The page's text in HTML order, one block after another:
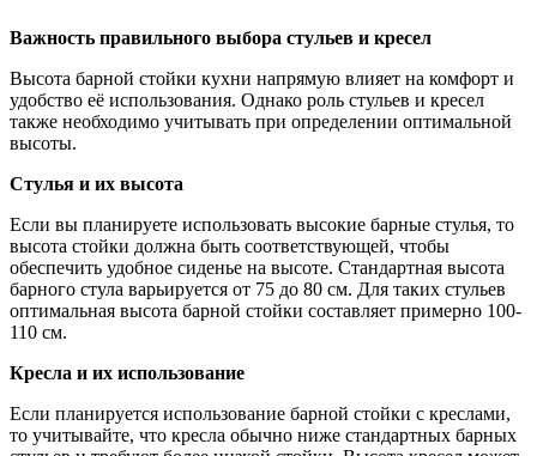
Важность правильного выбора стульев и кресел
Высота барной стойки кухни напрямую влияет на комфорт и
удобство её использования. Однако роль стульев и кресел
также необходимо учитывать при определении оптимальной
высоты.
Стулья и их высота
Если вы планируете использовать высокие барные стулья, то
высота стойки должна быть соответствующей, чтобы
обеспечить удобное сиденье на высоте. Стандартная высота
барного стула варьируется от 75 до 80 см. Для таких стульев
оптимальная высота барной стойки составляет примерно 100-
110 см.
Кресла и их использование
Если планируется использование барной стойки с креслами,
то учитывайте, что кресла обычно ниже стандартных барных